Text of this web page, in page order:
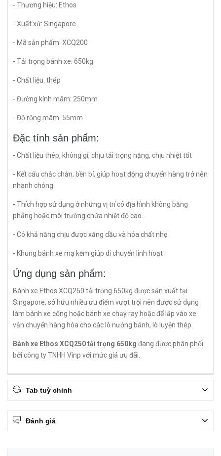
- Thương hiệu: Ethos
- Xuất xứ: Singapore
- Mã sản phẩm: XCQ200
- Tải trọng bánh xe: 650kg
- Chất liệu: thép
- Đường kính mâm: 250mm
- Độ rộng mâm: 55mm
Đặc tính sản phẩm:
- Chất liệu thép, không gỉ, chịu tải trọng nặng, chịu nhiệt tốt
- Kết cấu chắc chắn, bền bỉ, giúp hoạt động chuyển hàng trở nên
nhanh chóng
- Thích hợp sử dụng ở những vị trí có địa hình không bằng
phẳng hoặc môi trường chứa nhiệt độ cao.
- Có khả năng chịu được xăng dầu và hóa chất nhẹ
- Khung bánh xe mạ kẽm giúp di chuyển linh hoạt
Ứng dụng sản phẩm:
Bánh xe Ethos XCQ250 tải trọng 650kg được sản xuất tại
Singapore, sở hữu nhiều ưu điểm vượt trội nên được sử dụng
làm bánh xe cổng hoặc bánh xe chạy ray hoặc để lắp vào xe
vận chuyển hàng hóa cho các lò nướng bánh, lò luyện thép.
Bánh xe Ethos XCQ250 tải trọng 650kg đang được phân phối
bởi công ty TNHH Vinp với mức giá ưu đãi.
Tab tuỳ chỉnh
Đánh giá